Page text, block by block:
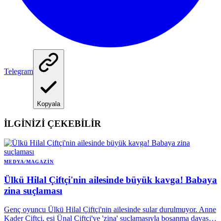
Telegram
Kopyala
İLGİNİZİ ÇEKEBİLİR
MEDYA/MAGAZIN
Ülkü Hilal Çiftçi'nin ailesinde büyük kavga! Babaya
zina suçlaması
Genç oyuncu Ülkü Hilal Çiftçi'nin ailesinde sular durulmuyor. Anne
Kader Çiftçi, eşi Ünal Çiftçi'ye 'zina' suçlamasıyla boşanma davası